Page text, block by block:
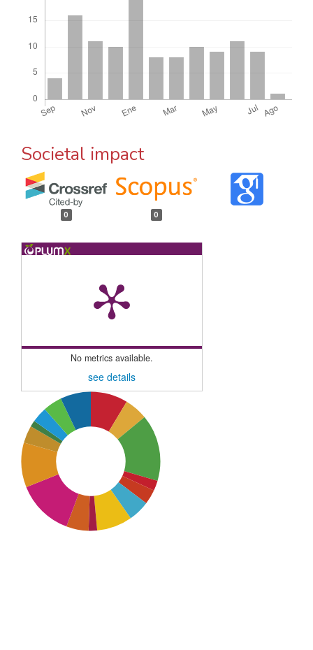
Societal impact
0 0
No metrics available.
see details